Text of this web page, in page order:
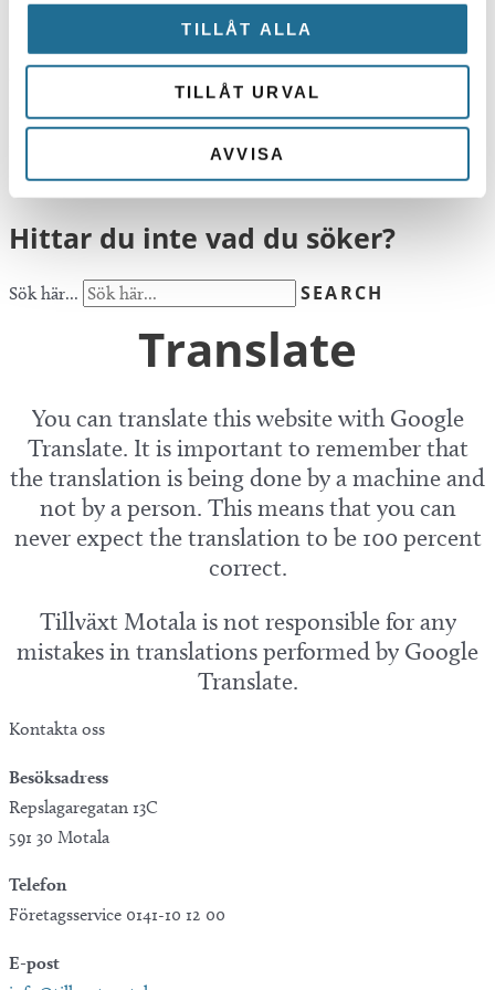
TILLÅT ALLA
TILLÅT URVAL
AVVISA
Publicerad:05 april 2023
05 april 2023
Linkedin
Hittar du inte vad du söker?
Sök här... SEARCH
Translate
You can translate this website with Google
Translate. It is important to remember that
the translation is being done by a machine and
not by a person. This means that you can
never expect the translation to be 100 percent
correct.
Tillväxt Motala is not responsible for any
mistakes in translations performed by Google
Translate.
Kontakta oss
Besöksadress
Repslagaregatan 13C
591 30 Motala
Telefon
Företagsservice 0141-10 12 00
E-post